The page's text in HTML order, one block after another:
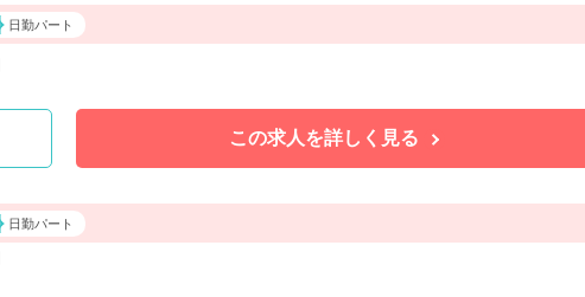
日勤パート
この求人を詳しく見る
日勤パート